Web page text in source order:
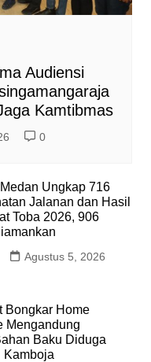
Audiensi
Kamtibmas
0
Ungkap 716
Jalanan dan Hasil
Toba 2026, 906
Agustus 5, 2026
Bongkar Home
Mengandung
Baku Diduga
Kamboja